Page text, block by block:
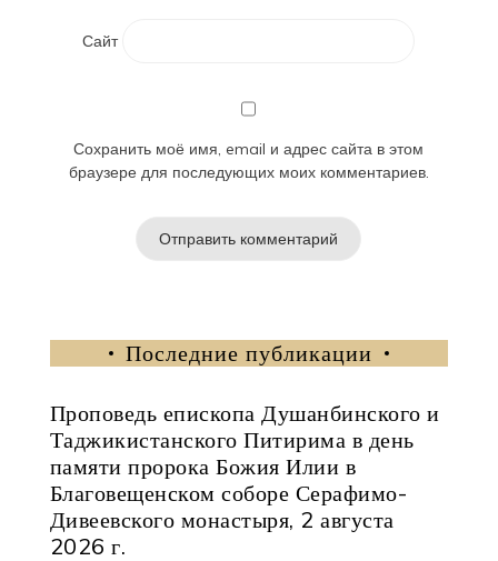
Сайт
Сохранить моё имя, email и адрес сайта в этом
браузере для последующих моих комментариев.
Последние публикации
Проповедь епископа Душанбинского и
Таджикистанского Питирима в день
памяти пророка Божия Илии в
Благовещенском соборе Серафимо-
Дивеевского монастыря, 2 августа
2026 г.